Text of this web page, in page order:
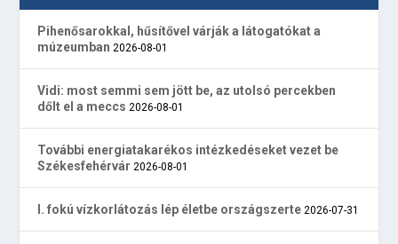
Pihenősarokkal, hűsítővel várják a látogatókat a
múzeumban 2026-08-01
Vidi: most semmi sem jött be, az utolsó percekben
dőlt el a meccs 2026-08-01
További energiatakarékos intézkedéseket vezet be
Székesfehérvár 2026-08-01
I. fokú vízkorlátozás lép életbe országszerte 2026-07-31